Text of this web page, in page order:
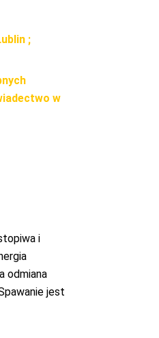
;
w
i
odmiana
jest